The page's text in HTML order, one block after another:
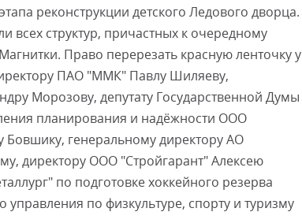
реконструкции детского Ледового дворца.
всех структур, причастных к очередному
Право перерезать красную ленточку у
ПАО "ММК" Павлу Шиляеву,
Морозову, депутату Государственной Думы
планирования и надёжности ООО
генеральному директору АО
директору ООО "Стройгарант" Алексею
по подготовке хоккейного резерва
по физкультуре, спорту и туризму